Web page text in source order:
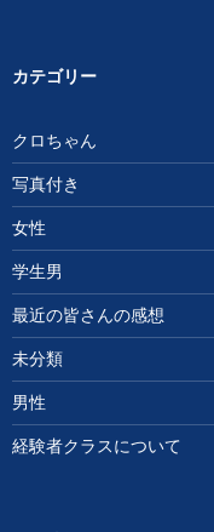
カテゴリー
クロちゃん
写真付き
女性
学生男
最近の皆さんの感想
未分類
男性
経験者クラスについて